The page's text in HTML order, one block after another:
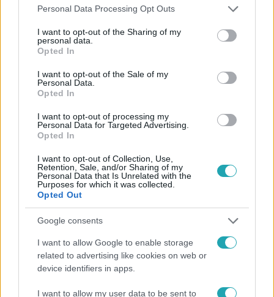
Please note that this website/app uses one or more Google
not limited to your visit or usage behaviour. You may click to
grant or deny consent to Google and its third-party tags to
use your data for below specified purposes in below Google
consent section.
Personal Data Processing Opt Outs
I want to opt-out of the Sharing of my
personal data.
Opted In
I want to opt-out of the Sale of my
Personal Data.
Opted In
I want to opt-out of processing my
Personal Data for Targeted Advertising.
Opted In
I want to opt-out of Collection, Use,
Retention, Sale, and/or Sharing of my
Personal Data that Is Unrelated with the
Purposes for which it was collected.
Opted Out
Google consents
I want to allow Google to enable storage
related to advertising like cookies on web or
device identifiers in apps.
I want to allow my user data to be sent to
Kövess minket, és értesülj a friss hírekről a
Facebookon is!
ELLENZÉKI ELŐVÁLASZTÁS #ORBÁN VIKTOR
MINDENKI MAGYARORSZÁGA MOZGALOM